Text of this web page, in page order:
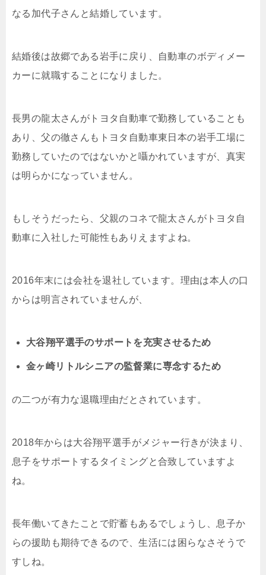
なる加代子さんと結婚しています。
結婚後は故郷である岩手に戻り、自動車のボディメー
カーに就職することになりました。
長男の龍太さんがトヨタ自動車で勤務していることも
あり、父の徹さんもトヨタ自動車東日本の岩手工場に
勤務していたのではないかと囁かれていますが、真実
は明らかになっていません。
もしそうだったら、父親のコネで龍太さんがトヨタ自
動車に入社した可能性もありえますよね。
2016年末には会社を退社しています。理由は本人の口
からは明言されていませんが、
大谷翔平選手のサポートを充実させるため
金ヶ崎リトルシニアの監督業に専念するため
の二つが有力な退職理由だとされています。
2018年からは大谷翔平選手がメジャー行きが決まり、
息子をサポートするタイミングと合致していますよ
ね。
長年働いてきたことで貯蓄もあるでしょうし、息子か
らの援助も期待できるので、生活には困らなさそうで
すしね。